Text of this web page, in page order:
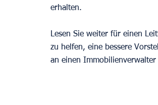
erhalten.
Lesen Sie weiter für einen
zu helfen, eine bessere
an einen